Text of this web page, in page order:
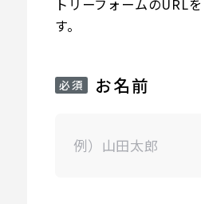
トリーフォームのURL
す。
お名前